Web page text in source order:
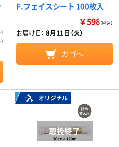
P.フェイスシート 100枚入
￥598（税込）
お届け日： 8月11日（火）
カゴへ
オリジナル